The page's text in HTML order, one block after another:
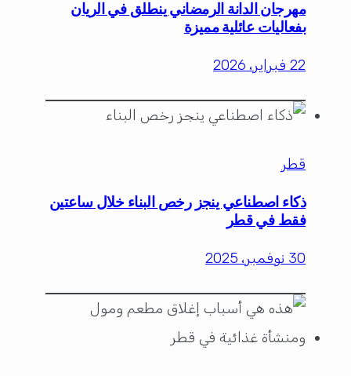
مهرجان الدانة الرمضاني ينطلق في الريان
بفعاليات عائلية مميزة
22 فبراير، 2026
قطر
ذكاء اصطناعي ينجز رخص البناء خلال ساعتين
فقط في قطر
30 نوفمبر، 2025